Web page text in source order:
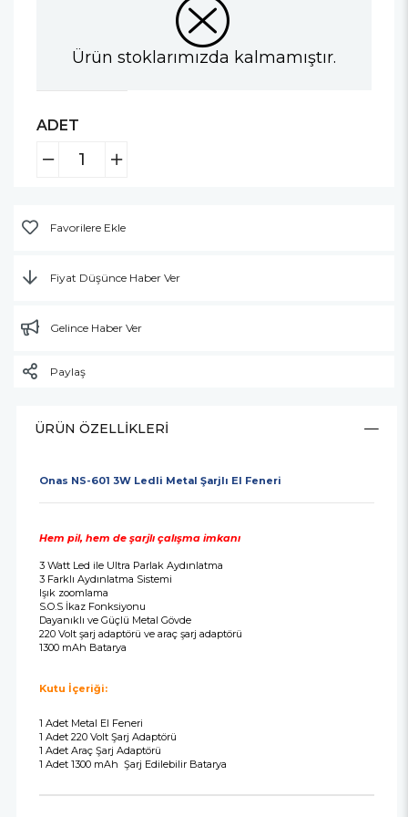
Ürün stoklarımızda kalmamıştır.
ADET
Favorilere Ekle
Fiyat Düşünce Haber Ver
Gelince Haber Ver
Paylaş
ÜRÜN ÖZELLIKLERI
Onas NS-601 3W Ledli Metal Şarjlı El Feneri
Hem pil, hem de şarjlı çalışma imkanı
3 Watt Led ile Ultra Parlak Aydınlatma
3 Farklı Aydınlatma Sistemi
Işık zoomlama
S.O.S İkaz Fonksiyonu
Dayanıklı ve Güçlü Metal Gövde
220 Volt şarj adaptörü ve araç şarj adaptörü
1300 mAh Batarya
Kutu İçeriği:
1 Adet Metal El Feneri
1 Adet 220 Volt Şarj Adaptörü
1 Adet Araç Şarj Adaptörü
1 Adet 1300 mAh Şarj Edilebilir Batarya